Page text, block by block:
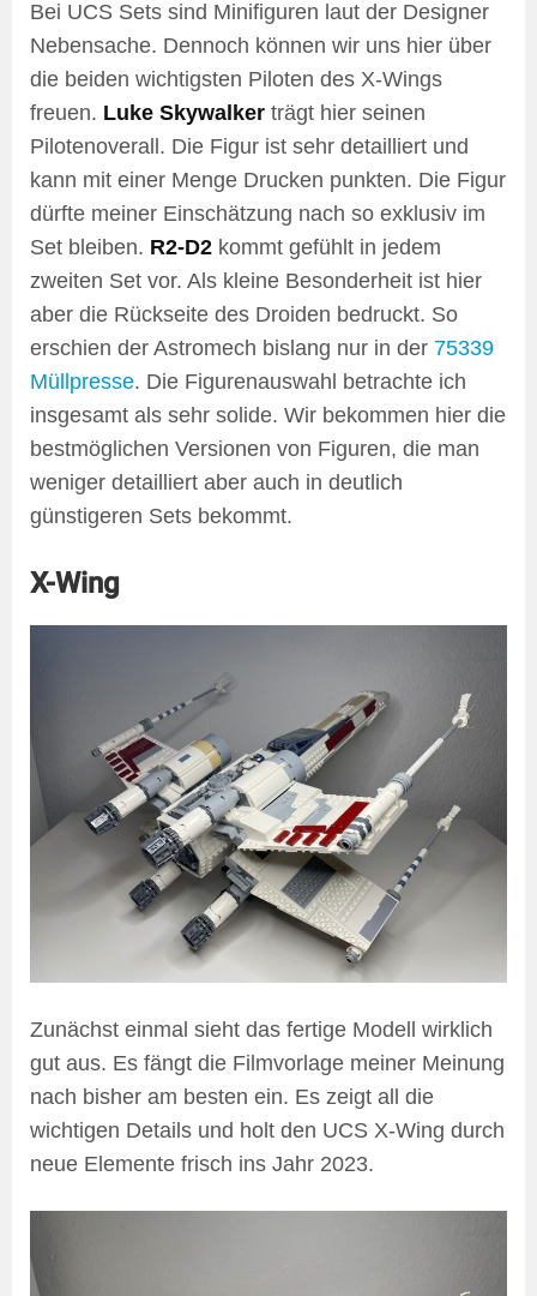
Bei UCS Sets sind Minifiguren laut der Designer
Nebensache. Dennoch können wir uns hier über
die beiden wichtigsten Piloten des X-Wings
freuen. Luke Skywalker trägt hier seinen
Pilotenoverall. Die Figur ist sehr detailliert und
kann mit einer Menge Drucken punkten. Die Figur
dürfte meiner Einschätzung nach so exklusiv im
Set bleiben. R2-D2 kommt gefühlt in jedem
zweiten Set vor. Als kleine Besonderheit ist hier
aber die Rückseite des Droiden bedruckt. So
erschien der Astromech bislang nur in der 75339
Müllpresse. Die Figurenauswahl betrachte ich
insgesamt als sehr solide. Wir bekommen hier die
bestmöglichen Versionen von Figuren, die man
weniger detailliert aber auch in deutlich
günstigeren Sets bekommt.
X-Wing
Zunächst einmal sieht das fertige Modell wirklich
gut aus. Es fängt die Filmvorlage meiner Meinung
nach bisher am besten ein. Es zeigt all die
wichtigen Details und holt den UCS X-Wing durch
neue Elemente frisch ins Jahr 2023.